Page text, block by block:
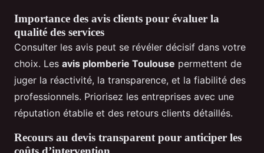
Importance des avis clients pour évaluer la
qualité des services
Consulter les avis peut se révéler décisif dans votre
choix. Les avis plomberie Toulouse permettent de
juger la réactivité, la transparence, et la fiabilité des
professionnels. Priorisez les entreprises avec une
réputation établie et des retours clients détaillés.
Recours au devis transparent pour anticiper les